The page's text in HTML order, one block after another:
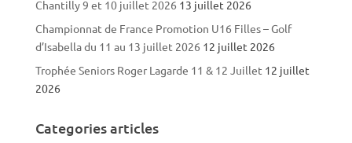
Chantilly 9 et 10 juillet 2026 13 juillet 2026
Championnat de France Promotion U16 Filles – Golf
d’Isabella du 11 au 13 juillet 2026 12 juillet 2026
Trophée Seniors Roger Lagarde 11 & 12 Juillet 12 juillet
2026
Categories articles